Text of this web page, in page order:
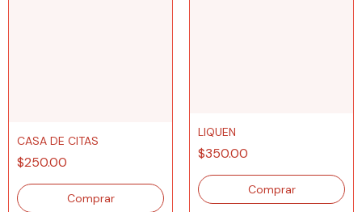
CASA DE CITAS
$250.00
LIQUEN
$350.00